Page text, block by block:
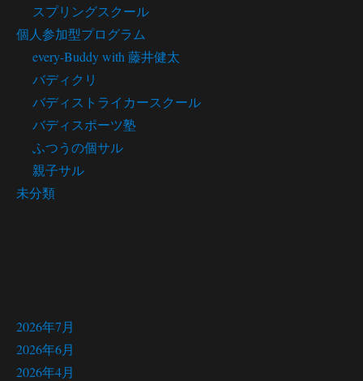
スプリングスクール
個人参加型プログラム
every-Buddy with 藤井健太
バディクリ
バディストライカースクール
バディスポーツ塾
ふつうの個サル
親子サル
未分類
2026年7月
2026年6月
2026年4月